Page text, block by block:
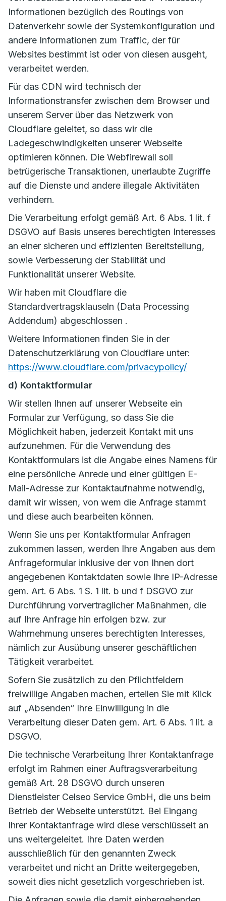
Informationen bezüglich des Routings von
Datenverkehr sowie der Systemkonfiguration und
andere Informationen zum Traffic, der für
Websites bestimmt ist oder von diesen ausgeht,
verarbeitet werden.
Für das CDN wird technisch der
Informationstransfer zwischen dem Browser und
unserem Server über das Netzwerk von
Cloudflare geleitet, so dass wir die
Ladegeschwindigkeiten unserer Webseite
optimieren können. Die Webfirewall soll
betrügerische Transaktionen, unerlaubte Zugriffe
auf die Dienste und andere illegale Aktivitäten
verhindern.
Die Verarbeitung erfolgt gemäß Art. 6 Abs. 1 lit. f
DSGVO auf Basis unseres berechtigten Interesses
an einer sicheren und effizienten Bereitstellung,
sowie Verbesserung der Stabilität und
Funktionalität unserer Website.
Wir haben mit Cloudflare die
Standardvertragsklauseln (Data Processing
Addendum) abgeschlossen .
Weitere Informationen finden Sie in der
Datenschutzerklärung von Cloudflare unter:
https://www.cloudflare.com/privacypolicy/
d) Kontaktformular
Wir stellen Ihnen auf unserer Webseite ein
Formular zur Verfügung, so dass Sie die
Möglichkeit haben, jederzeit Kontakt mit uns
aufzunehmen. Für die Verwendung des
Kontaktformulars ist die Angabe eines Namens für
eine persönliche Anrede und einer gültigen E-
Mail-Adresse zur Kontaktaufnahme notwendig,
damit wir wissen, von wem die Anfrage stammt
und diese auch bearbeiten können.
Wenn Sie uns per Kontaktformular Anfragen
zukommen lassen, werden Ihre Angaben aus dem
Anfrageformular inklusive der von Ihnen dort
angegebenen Kontaktdaten sowie Ihre IP-Adresse
gem. Art. 6 Abs. 1 S. 1 lit. b und f DSGVO zur
Durchführung vorvertraglicher Maßnahmen, die
auf Ihre Anfrage hin erfolgen bzw. zur
Wahrnehmung unseres berechtigten Interesses,
nämlich zur Ausübung unserer geschäftlichen
Tätigkeit verarbeitet.
Sofern Sie zusätzlich zu den Pflichtfeldern
freiwillige Angaben machen, erteilen Sie mit Klick
auf „Absenden“ Ihre Einwilligung in die
Verarbeitung dieser Daten gem. Art. 6 Abs. 1 lit. a
DSGVO.
Die technische Verarbeitung Ihrer Kontaktanfrage
erfolgt im Rahmen einer Auftragsverarbeitung
gemäß Art. 28 DSGVO durch unseren
Dienstleister Celseo Service GmbH, die uns beim
Betrieb der Webseite unterstützt. Bei Eingang
Ihrer Kontaktanfrage wird diese verschlüsselt an
uns weitergeleitet. Ihre Daten werden
ausschließlich für den genannten Zweck
verarbeitet und nicht an Dritte weitergegeben,
soweit dies nicht gesetzlich vorgeschrieben ist.